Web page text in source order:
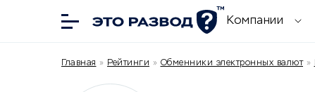
Компании
Главная » Рейтинги » Обменники электронных валют»